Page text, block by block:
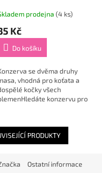
prodejna (4 ks)
Kč
Do košíku
se dvěma druhy
vhodná pro koťata a
kočky všech
konzervu pro
Variety obsahují...
PRODUKTY
Ostatní informace